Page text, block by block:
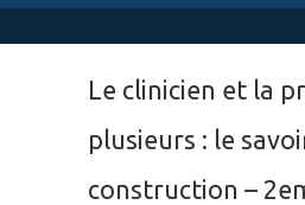
Le clinicien et la
plusieurs : le
construction –